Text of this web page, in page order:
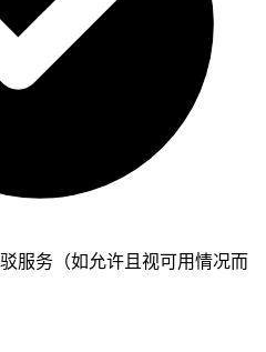
服务（如允许且视可用情况而